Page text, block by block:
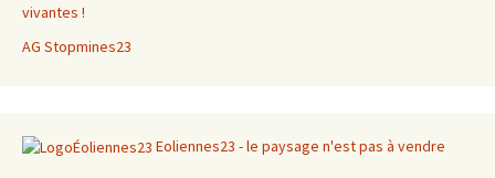
vivantes !
AG Stopmines23
Eoliennes23 - le paysage n'est pas à vendre